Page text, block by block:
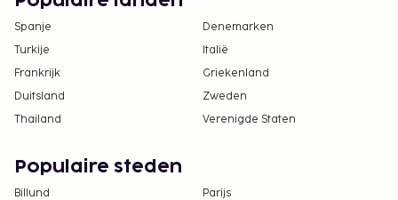
Spanje
Denemarken
Turkije
Italië
Frankrijk
Griekenland
Duitsland
Zweden
Thailand
Verenigde Staten
Populaire steden
Billund
Parijs